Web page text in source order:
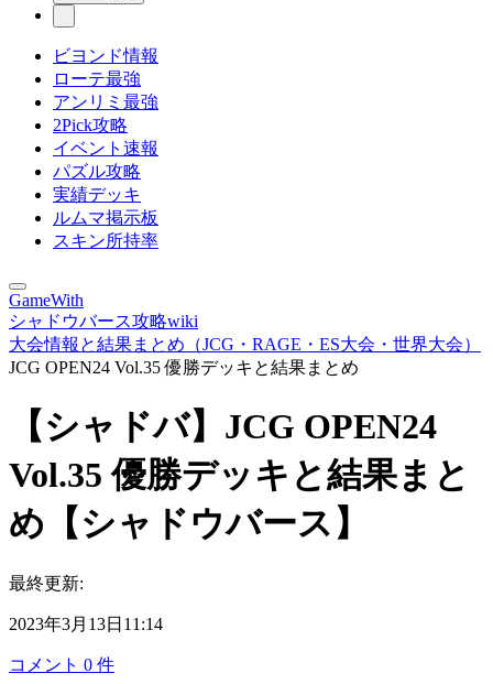
ビヨンド情報
ローテ最強
アンリミ最強
2Pick攻略
イベント速報
パズル攻略
実績デッキ
ルムマ掲示板
スキン所持率
GameWith
シャドウバース攻略wiki
大会情報と結果まとめ（JCG・RAGE・ES大会・世界大会）
JCG OPEN24 Vol.35 優勝デッキと結果まとめ
【シャドバ】JCG OPEN24
Vol.35 優勝デッキと結果まと
め【シャドウバース】
最終更新:
2023年3月13日11:14
コメント 0 件